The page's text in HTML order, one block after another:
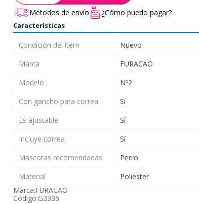
Métodos de envío ¿Cómo puedo pagar?
Características
Condición del ítem
Nuevo
Marca
FURACAO
Modelo
Nº2
Con gancho para correa
Sí
Es ajustable
Sí
Incluye correa
Sí
Mascotas recomendadas
Perro
Material
Poliester
Marca:FURACAO
Código:G3335